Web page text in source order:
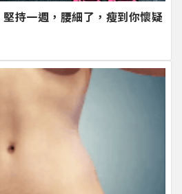
持一週，腰細了，瘦到你懷疑